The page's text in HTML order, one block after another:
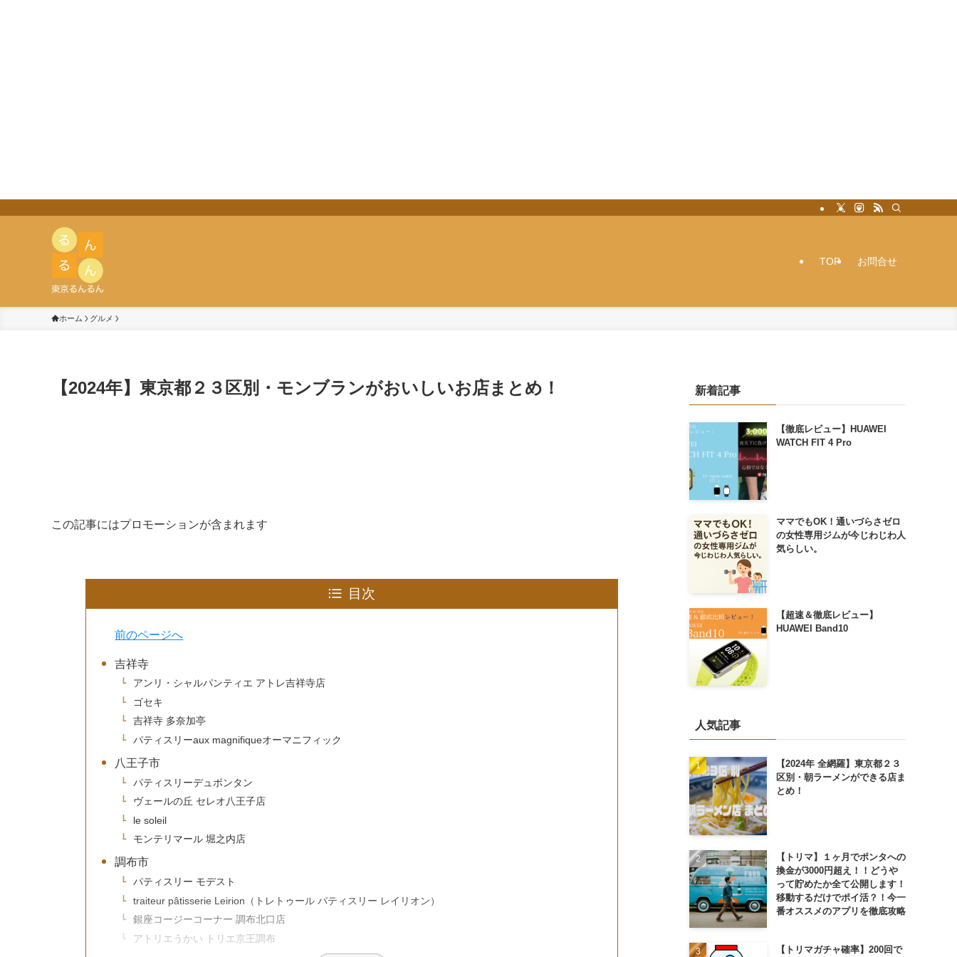
TOP お問合せ
ホーム グルメ
【2024年】東京都２３区別・モンブランがおいしいお店まとめ！
この記事にはプロモーションが含まれます
目次
前のページへ
吉祥寺
アンリ・シャルパンティエ アトレ吉祥寺店
ゴセキ
吉祥寺 多奈加亭
パティスリーaux magnifiqueオーマニフィック
八王子市
パティスリーデュボンタン
ヴェールの丘 セレオ八王子店
le soleil
モンテリマール 堀之内店
調布市
パティスリー モデスト
traiteur pâtisserie Leirion（トレトゥール パティスリー レイリオン）
銀座コージーコーナー 調布北口店
アトリエうかい トリエ京王調布
新着記事
【徹底レビュー】HUAWEI
WATCH FIT 4 Pro
ママでもOK！通いづらさゼロ
の女性専用ジムが今じわじわ人
気らしい。
【超速＆徹底レビュー】
HUAWEI Band10
人気記事
【2024年 全網羅】東京都２３
区別・朝ラーメンができる店ま
とめ！
【トリマ】１ヶ月でポンタへの
換金が3000円超え！！どうや
って貯めたか全て公開します！
移動するだけでポイ活？！今一
番オススメのアプリを徹底攻略
【トリマガチャ確率】200回で